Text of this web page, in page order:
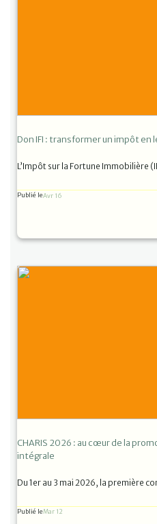
Don IFI : transformer un impôt en
L’Impôt sur la Fortune Immobilière
Publié leAvr 16
CHARIS 2026 : au cœur de la
intégrale
Du 1er au 3 mai 2026, la première
Publié leMar 12